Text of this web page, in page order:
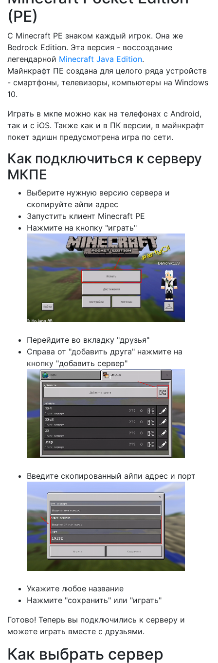
(PE)
С Minecraft PE знаком каждый игрок. Она же
Bedrock Edition. Эта версия - воссоздание
легендарной Minecraft Java Edition.
Майнкрафт ПЕ создана для целого ряда устройств
- смартфоны, телевизоры, компьютеры на Windows
10.
Играть в мкпе можно как на телефонах с Android,
так и с iOS. Также как и в ПК версии, в майнкрафт
покет эдишн предусмотрена игра по сети.
Как подключиться к серверу
МКПЕ
Выберите нужную версию сервера и
скопируйте айпи адрес
Запустить клиент Minecraft PE
Нажмите на кнопку "играть"
Перейдите во вкладку "друзья"
Справа от "добавить друга" нажмите на
кнопку "добавить сервер"
Введите скопированный айпи адрес и порт
Укажите любое название
Нажмите "сохранить" или "играть"
Готово! Теперь вы подключились к серверу и
можете играть вместе с друзьями.
Как выбрать сервер